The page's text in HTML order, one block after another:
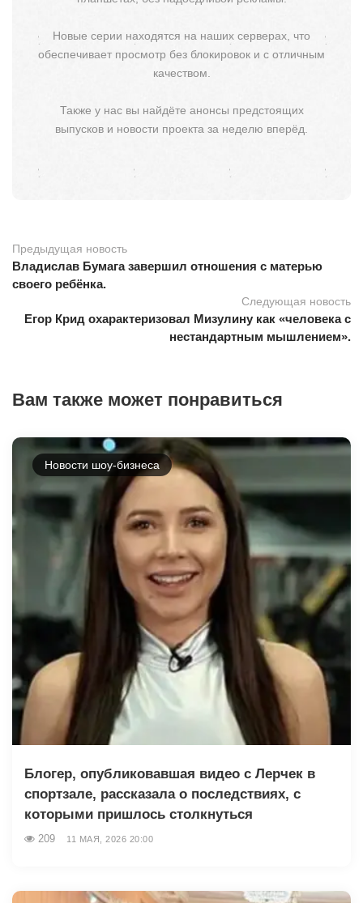
Новые серии находятся на наших серверах, что
обеспечивает просмотр без блокировок и с отличным
качеством.
Также у нас вы найдёте анонсы предстоящих
выпусков и новости проекта за неделю вперёд.
Предыдущая новость
Владислав Бумага завершил отношения с матерью
своего ребёнка.
Следующая новость
Егор Крид охарактеризовал Мизулину как «человека с
нестандартным мышлением».
Вам также может понравиться
Новости шоу-бизнеса
Блогер, опубликовавшая видео с Лерчек в
спортзале, рассказала о последствиях, с
которыми пришлось столкнуться
209 11 МАЯ, 2026 20:00